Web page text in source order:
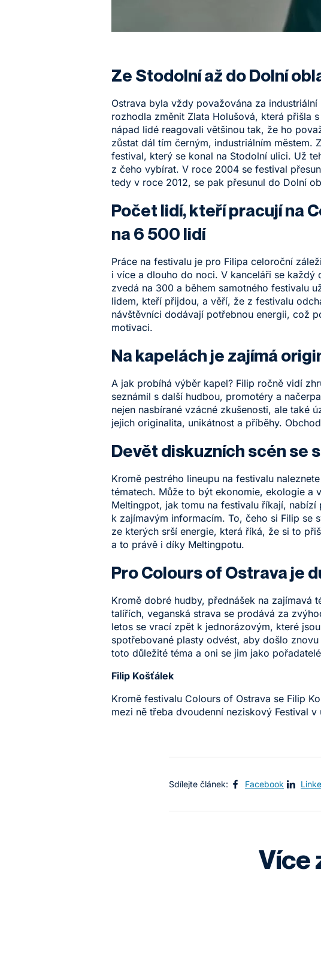
Ze Stodolní až do Dolní
Ostrava byla vždy považována za
rozhodla změnit Zlata Holušová, která přišla
nápad lidé reagovali většinou tak, že ho
zůstat dál tím černým, industriálním
festival, který se konal na Stodolní ulici. Už
z čeho vybírat. V roce 2004 se festival
tedy v roce 2012, se pak přesunul do Dolní
Počet lidí, kteří pracují na
na 6 500 lidí
Práce na festivalu je pro Filipa celoroční
i více a dlouho do noci. V kanceláři se
zvedá na 300 a během samotného festivalu
lidem, kteří přijdou, a věří, že z festivalu
návštěvníci dodávají potřebnou energii, což
motivaci.
Na kapelách je zajímá
A jak probíhá výběr kapel? Filip ročně vidí
seznámil s další hudbou, promotéry a
nejen nasbírané vzácné zkušenosti, ale také
jejich originalita, unikátnost a příběhy.
Devět diskuzních scén se
Kromě pestrého lineupu na festivalu
tématech. Může to být ekonomie, ekologie a
Meltingpot, jak tomu na festivalu říkají,
k zajímavým informacím. To, čeho si Filip se
ze kterých srší energie, která říká, že si to
a to právě i díky Meltingpotu.
Pro Colours of Ostrava je
Kromě dobré hudby, přednášek na zajímavá
talířích, veganská strava se prodává za
letos se vrací zpět k jednorázovým, které
spotřebované plasty odvést, aby došlo
toto důležité téma a oni se jim jako
Filip Košťálek
Kromě festivalu Colours of Ostrava se Filip
mezi ně třeba dvoudenní neziskový Festival
Sdílejte článek: Facebook
Více